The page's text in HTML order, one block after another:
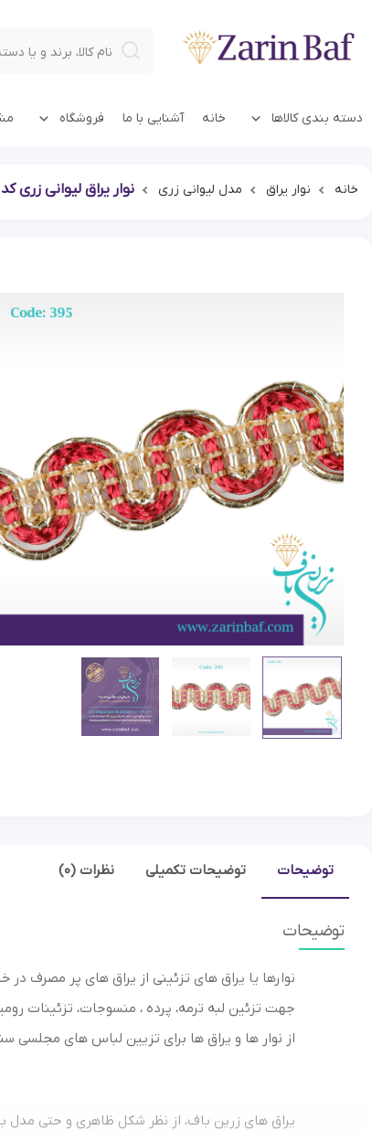
خانه آشنایی با ما دسته بندی کالاها فروشگاه
خانه نوار یراق مدل لیوانی زری نوار یراق لیوانی زری کد 395
توضیحات توضیحات تکمیلی نظرات (0)
توضیحات
نوارها یا یراق های تزئینی از یراق های پر مصرف
جهت تزئین لبه ترمه، پرده ، منسوجات، تزئینات رومیزی و … هم
از نوار ها و یراق ها برای تزیین لباس های مجلسی
یراق های زرین باف، از نظر شکل ظاهری و حتی